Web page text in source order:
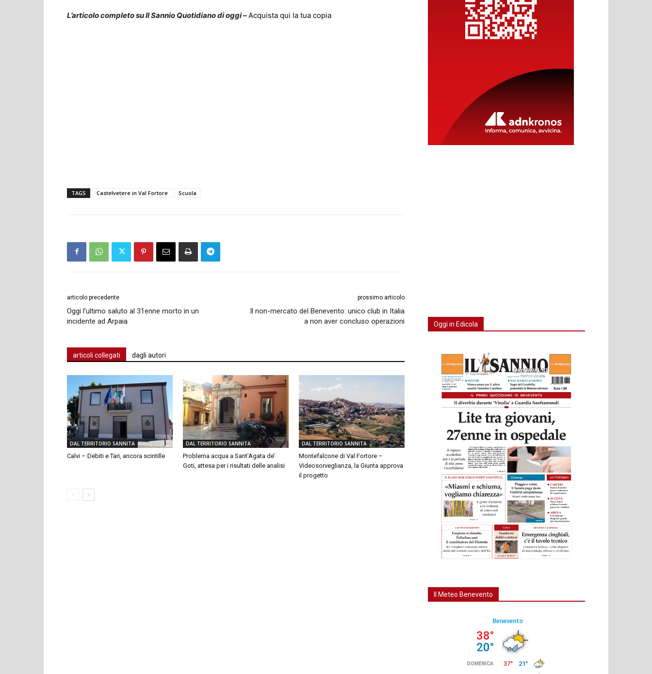
L’articolo completo su Il Sannio Quotidiano di oggi – Acquista qui la tua copia
TAGS Castelvetere in Val Fortore Scuola
articolo precedente
Oggi l’ultimo saluto al 31enne morto in un
incidente ad Arpaia
prossimo articolo
Il non-mercato del Benevento: unico club in Italia
a non aver concluso operazioni
articoli collegati dagli autori
DAL TERRITORIO SANNITA
Calvi – Debiti e Tari, ancora scintille
DAL TERRITORIO SANNITA
Problema acqua a Sant’Agata de’
Goti, attesa per i risultati delle analisi
DAL TERRITORIO SANNITA
Montefalcone di Val Fortore –
Videosorveglianza, la Giunta approva
il progetto
Oggi in Edicola
Il Meteo Benevento